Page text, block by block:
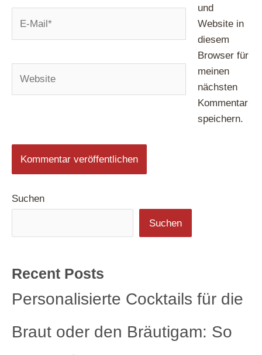
und
Website in
diesem
Browser für
meinen
nächsten
Kommentar
speichern.
Suchen
Suchen
Recent Posts
Personalisierte Cocktails für die
Braut oder den Bräutigam: So